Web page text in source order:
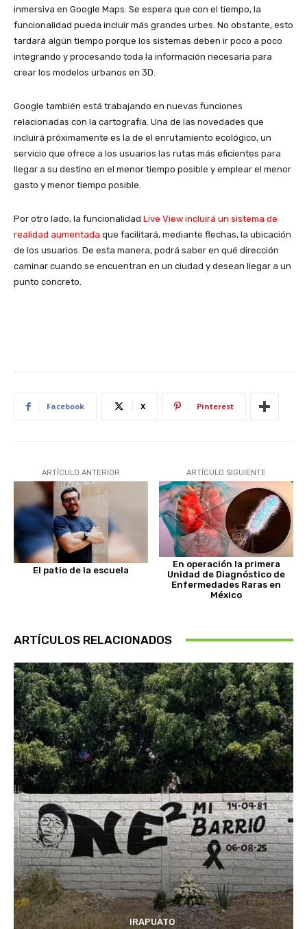
inmersiva en Google Maps. Se espera que con el tiempo, la
funcionalidad pueda incluir más grandes urbes. No obstante, esto
tardará algún tiempo porque los sistemas deben ir poco a poco
integrando y procesando toda la información necesaria para
crear los modelos urbanos en 3D.
Google también está trabajando en nuevas funciones
relacionadas con la cartografía. Una de las novedades que
incluirá próximamente es la de el enrutamiento ecológico, un
servicio que ofrece a los usuarios las rutas más eficientes para
llegar a su destino en el menor tiempo posible y emplear el menor
gasto y menor tiempo posible.
Por otro lado, la funcionalidad Live View incluirá un sistema de
realidad aumentada que facilitará, mediante flechas, la ubicación
de los usuarios. De esta manera, podrá saber en qué dirección
caminar cuando se encuentran en un ciudad y desean llegar a un
punto concreto.
Facebook X Pinterest
ARTÍCULO ANTERIOR
El patio de la escuela
ARTÍCULO SIGUIENTE
En operación la primera
Unidad de Diagnóstico de
Enfermedades Raras en
México
ARTÍCULOS RELACIONADOS
IRAPUATO